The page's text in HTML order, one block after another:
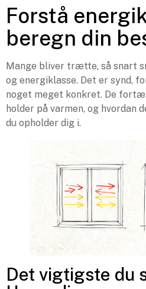
Forstå
beregn din
Mange bliver trætte, så snart
og energiklasse. Det er synd,
noget meget konkret. De
holder på varmen, og hvordan
du opholder dig i.
Det vigtigste du